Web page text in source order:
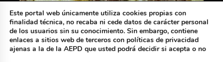
Este portal web únicamente utiliza cookies propias con
finalidad técnica, no recaba ni cede datos de carácter personal
de los usuarios sin su conocimiento. Sin embargo, contiene
enlaces a sitios web de terceros con políticas de privacidad
ajenas a la de la AEPD que usted podrá decidir si acepta o no